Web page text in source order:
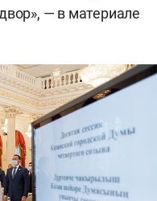
— в материале